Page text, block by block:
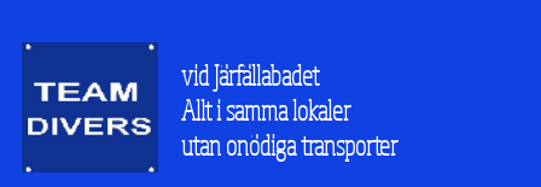
vid Järfällabadet
Allt i samma lokaler
utan onödiga transporter